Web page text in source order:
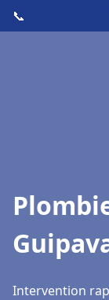
📞
Intervention